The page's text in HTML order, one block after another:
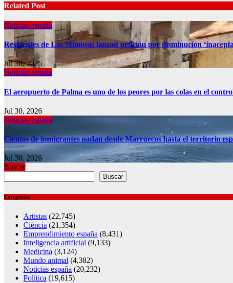
Related Post
Noticias españa
Residentes de Las Mimosas lanzan petición por disminución
Jul 30, 2026
Noticias españa
El aeropuerto de Palma es uno de los peores por las colas en el
Jul 30, 2026
Noticias españa
Cientos de inmigrantes nadan desde Marruecos hasta el territorio
Jul 30, 2026
Buscar
Buscar
Categorías
Artistas (22,745)
Ciéncia (21,354)
Emprendimiento españa (8,431)
Inteligencia artificial (9,133)
Medicina (3,124)
Mundo animal (4,382)
Noticias españa (20,232)
Política (19,615)